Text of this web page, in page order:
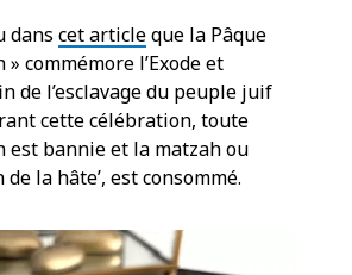
danscet articleque la Pâque
» commémore l’Exode et
de l’esclavage du peuple juif
cette célébration, toute
est bannie et la matzah ou
de la hâte’, est consommé.